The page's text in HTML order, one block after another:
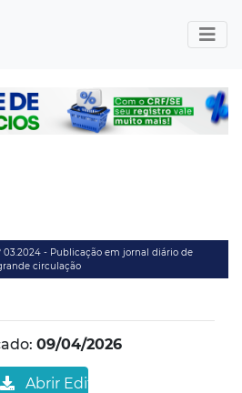
03.2024 - Publicação em jornal diário de
circulação
09/04/2026
Abrir Edital